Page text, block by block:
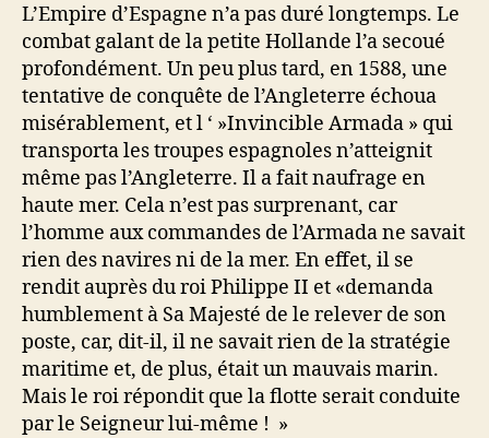
L’Empire d’Espagne n’a pas duré longtemps. Le
combat galant de la petite Hollande l’a secoué
profondément. Un peu plus tard, en 1588, une
tentative de conquête de l’Angleterre échoua
misérablement, et l ‘ »Invincible Armada » qui
transporta les troupes espagnoles n’atteignit
même pas l’Angleterre. Il a fait naufrage en
haute mer. Cela n’est pas surprenant, car
l’homme aux commandes de l’Armada ne savait
rien des navires ni de la mer. En effet, il se
rendit auprès du roi Philippe II et «demanda
humblement à Sa Majesté de le relever de son
poste, car, dit-il, il ne savait rien de la stratégie
maritime et, de plus, était un mauvais marin.
Mais le roi répondit que la flotte serait conduite
par le Seigneur lui-même ! »